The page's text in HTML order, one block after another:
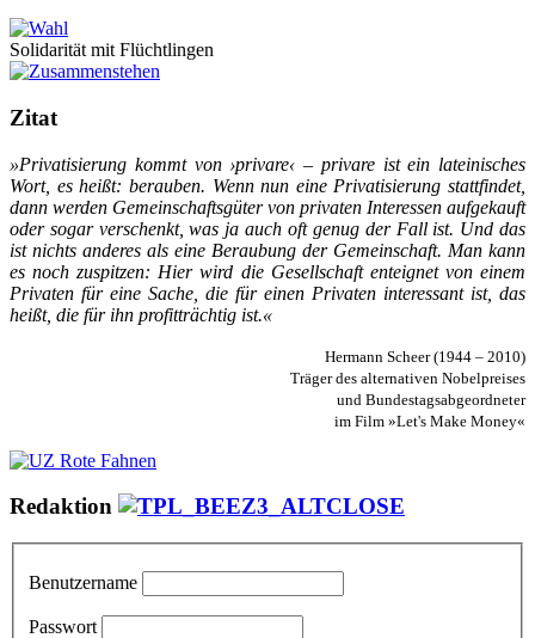
Solidarität mit Flüchtlingen
Zitat
»Pri­va­ti­sie­rung kommt von ›pri­va­re‹ – pri­va­re ist ein la­tei­ni­sches
Wort, es heißt: be­rau­ben. Wenn nun ei­ne Pri­va­ti­sie­rung statt­fin­det,
dann wer­den Ge­mein­schafts­gü­ter von pri­va­ten In­ter­es­sen auf­ge­kauft
oder so­gar ver­schenkt, was ja auch oft ge­nug der Fall ist. Und das
ist nichts an­de­res als ei­ne Be­rau­bung der Ge­mein­schaft. Man kann
es noch zu­spit­zen: Hier wird die Ge­sell­schaft ent­eig­net von ei­nem
Pri­va­ten für ei­ne Sa­che, die für ei­nen Pri­va­ten in­ter­es­sant ist, das
hei­ßt, die für ihn pro­fit­träch­tig ist.«
Hermann Scheer (1944 – 2010)
Träger des alternativen Nobelpreises
und Bundestagsabgeordneter
im Film »Let's Make Money«
Redaktion
Benutzername
Passwort